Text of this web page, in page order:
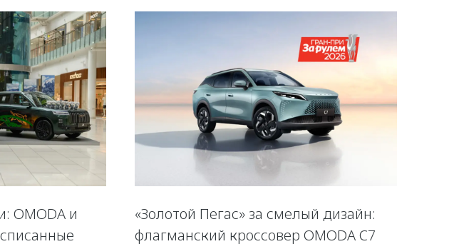
OMODA и
«Золотой Пегас» за смелый дизайн:
флагманский кроссовер OMODA C7